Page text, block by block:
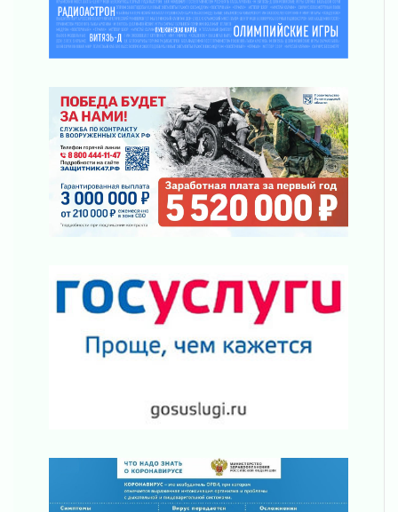
Шесть новых жизней в честь дня рождения
Ленинградской области
03 августа 2026
03 августа 2026
Ленобласть отмечает День Воздушно-
десантных войск
02 августа 2026
«Активное лето»
02 августа 2026
Ленобласть отметила заслуги жителей перед
Ладога — не пруд
02 августа 2026
ПСК через Гослуслуги напомнит жителям
Ленинградской области о неоплаченных
Пропавшего подростка нашли в Кировском
районе Ленобласти
Жителям Ленобласти напомнили, как
действовать при укусе клеща